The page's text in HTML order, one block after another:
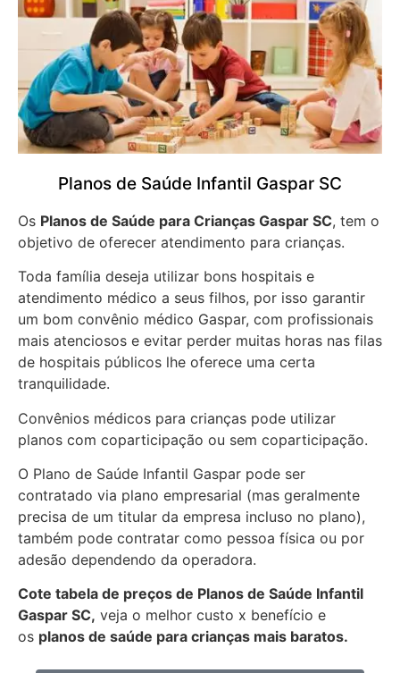
Planos de Saúde Infantil Gaspar SC
Os Planos de Saúde para Crianças Gaspar SC, tem o
objetivo de oferecer atendimento para crianças.
Toda família deseja utilizar bons hospitais e
atendimento médico a seus filhos, por isso garantir
um bom convênio médico Gaspar, com profissionais
mais atenciosos e evitar perder muitas horas nas filas
de hospitais públicos lhe oferece uma certa
tranquilidade.
Convênios médicos para crianças pode utilizar
planos com coparticipação ou sem coparticipação.
O Plano de Saúde Infantil Gaspar pode ser
contratado via plano empresarial (mas geralmente
precisa de um titular da empresa incluso no plano),
também pode contratar como pessoa física ou por
adesão dependendo da operadora.
Cote tabela de preços de Planos de Saúde Infantil
Gaspar SC, veja o melhor custo x benefício e
os planos de saúde para crianças mais baratos.